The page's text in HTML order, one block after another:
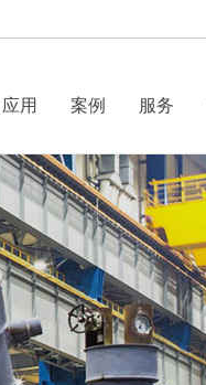
应用 案例 服务